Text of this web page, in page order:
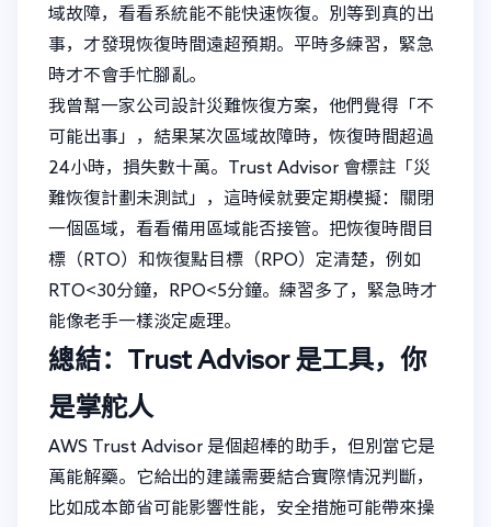
域故障，看看系統能不能快速恢復。別等到真的出
事，才發現恢復時間遠超預期。平時多練習，緊急
時才不會手忙腳亂。
我曾幫一家公司設計災難恢復方案，他們覺得「不
可能出事」，結果某次區域故障時，恢復時間超過
24小時，損失數十萬。Trust Advisor 會標註「災
難恢復計劃未測試」，這時候就要定期模擬：關閉
一個區域，看看備用區域能否接管。把恢復時間目
標（RTO）和恢復點目標（RPO）定清楚，例如
RTO<30分鐘，RPO<5分鐘。練習多了，緊急時才
能像老手一樣淡定處理。
總結：Trust Advisor 是工具，你
是掌舵人
AWS Trust Advisor 是個超棒的助手，但別當它是
萬能解藥。它給出的建議需要結合實際情況判斷，
比如成本節省可能影響性能，安全措施可能帶來操